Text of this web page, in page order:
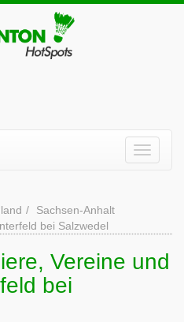
Sachsen-Anhalt
bei Salzwedel
Vereine und
bei